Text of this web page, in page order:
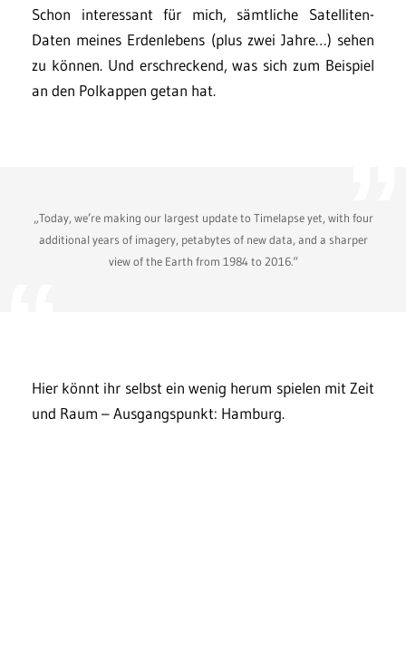
Schon interessant für mich, sämtliche Satelliten-
Daten meines Erdenlebens (plus zwei Jahre…) sehen
zu können. Und erschreckend, was sich zum Beispiel
an den Polkappen getan hat.
„Today, we’re making our largest update to Timelapse yet, with four
additional years of imagery, petabytes of new data, and a sharper
view of the Earth from 1984 to 2016.“
Hier könnt ihr selbst ein wenig herum spielen mit Zeit
und Raum – Ausgangspunkt: Hamburg.